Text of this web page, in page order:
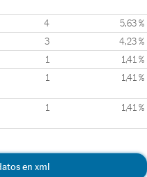
4 5,63 %
3 4,23 %
1 1,41 %
1 1,41 %
1 1,41 %
en xml